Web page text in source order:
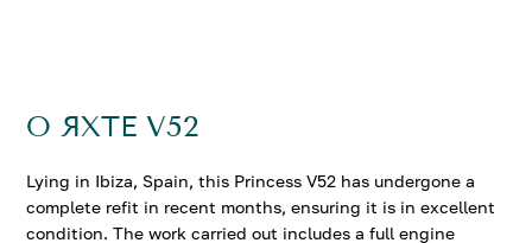
О ЯХТЕ V52
Lying in Ibiza, Spain, this Princess V52 has undergone a
complete refit in recent months, ensuring it is in excellent
condition. The work carried out includes a full engine